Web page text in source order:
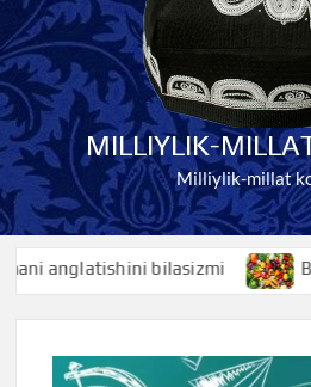
MILLIYLIK-
Milliylik-millat
bilasizmi Baliq